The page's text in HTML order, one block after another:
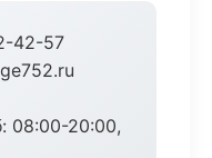
42-57
08:00-20:00,